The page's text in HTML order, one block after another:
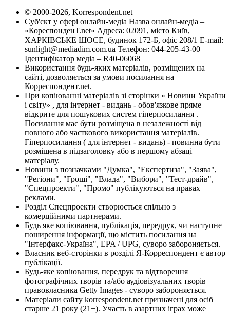
© 2000-2026, Korrespondent.net
Суб'єкт у сфері онлайн-медіа Назва онлайн-медіа –
«КореспонденТ.net» Адреса: 02091, місто Київ,
ХАРКІВСЬКЕ ШОСЕ, будинок 172-Б, офіс 208/1 E-mail:
sunlight@mediadim.com.ua Телефон: 044-205-43-00
Ідентифікатор медіа – R40-06068
Використання будь-яких матеріалів, розміщених на
сайті, дозволяється за умови посилання на
Корреспондент.net.
При копіюванні матеріалів зі сторінки « Новини України
і світу» , для інтернет - видань - обов'язкове пряме
відкрите для пошукових систем гіперпосилання .
Посилання має бути розміщена в незалежності від
повного або часткового використання матеріалів.
Гіперпосилання ( для інтернет - видань) - повинна бути
розміщена в підзаголовку або в першому абзаці
матеріалу.
Новини з позначками "Думка", "Експертиза", "Заява",
"Регіони", "Гроші", "Влада", "Вибори", "Тест-драйв",
"Спецпроекти", "Промо" публікуються на правах
реклами.
Розділ Спецпроекти створюється спільно з
комерційними партнерами.
Будь яке копіювання, публікація, передрук, чи наступне
поширення інформації, що містить посилання на
"Інтерфакс-Україна", EPA / UPG, суворо забороняється.
Власник веб-сторінки в розділі Я-Корреспондент є автор
публікації.
Будь-яке копіювання, передрук та відтворення
фотографічних творів та/або аудіовізуальних творів
правовласника Getty Images - суворо забороняється.
Матеріали сайту korrespondent.net призначені для осіб
старше 21 року (21+). Участь в азартних іграх може